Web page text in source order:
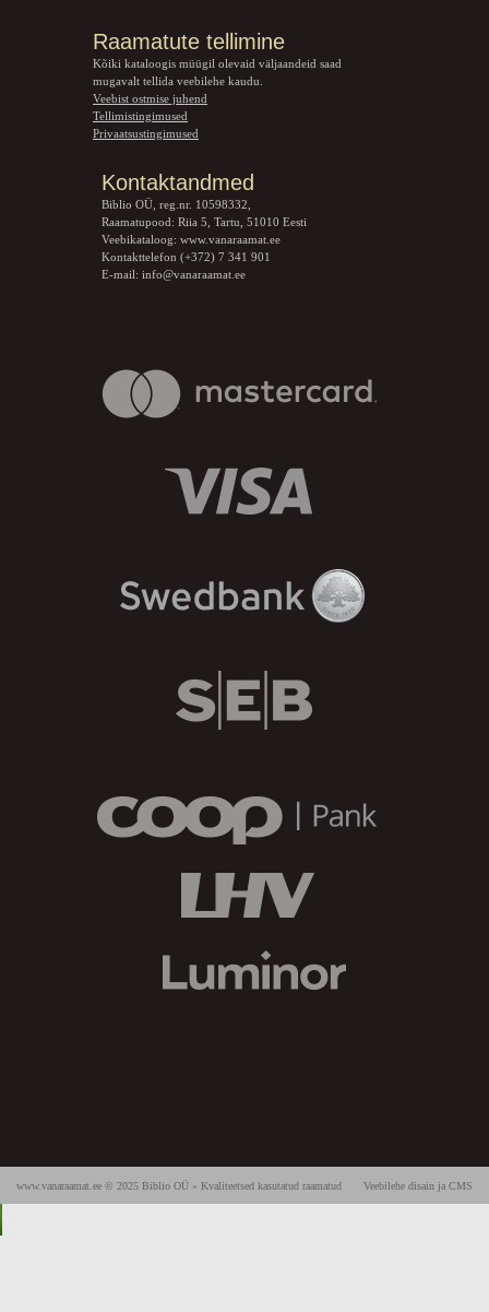
Raamatute tellimine
Kõiki kataloogis müügil olevaid väljaandeid saad
mugavalt tellida veebilehe kaudu.
Veebist ostmise juhend
Tellimistingimused
Privaatsustingimused
Kontaktandmed
Biblio OÜ, reg.nr. 10598332,
Raamatupood: Riia 5, Tartu, 51010 Eesti
Veebikataloog: www.vanaraamat.ee
Kontakttelefon (+372) 7 341 901
E-mail: info@vanaraamat.ee
Veebilehe disain ja CMS
www.vanaraamat.ee © 2025 Biblio OÜ » Kvaliteetsed kasutatud raamatud